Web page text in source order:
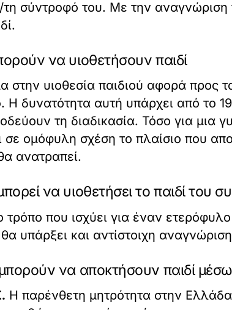
τη σύντροφό του. Με την
να υιοθετήσουν παιδί
στην υιοθεσία παιδιού αφορά προς
δυνατότητα αυτή υπάρχει από το
τη διαδικασία. Τόσο για μια
ομόφυλη σχέση το πλαίσιο που
ανατραπεί.
να υιοθετήσει το παιδί του
τρόπο που ισχύει για έναν
υπάρξει και αντίστοιχη
να αποκτήσουν παιδί
Η παρένθετη μητρότητα στην